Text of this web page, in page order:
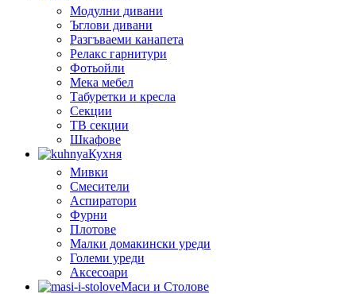
Модулни дивани
Ъглови дивани
Разгъваеми канапета
Релакс гарнитури
Фотьойли
Мека мебел
Табуретки и кресла
Секции
ТВ секции
Шкафове
Кухня
Мивки
Смесители
Аспиратори
Фурни
Плотове
Малки домакински уреди
Големи уреди
Аксесоари
Маси и Столове